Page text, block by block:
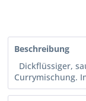
Beschreibung
Dickflüssiger,
Currymischung.